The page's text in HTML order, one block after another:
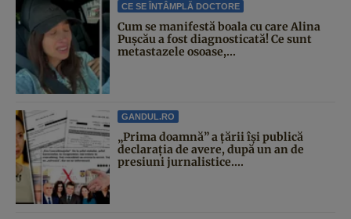
CE SE ÎNTÂMPLĂ DOCTORE
Cum se manifestă boala cu care Alina
Pușcău a fost diagnosticată! Ce sunt
metastazele osoase,...
GANDUL.RO
„Prima doamnă” a țării își publică
declarația de avere, după un an de
presiuni jurnalistice....